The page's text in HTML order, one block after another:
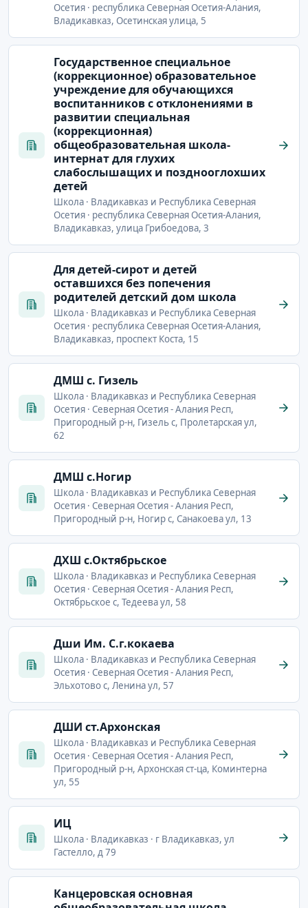
Осетия · республика Северная Осетия-Алания,
Владикавказ, Осетинская улица, 5
Государственное специальное
(коррекционное) образовательное
учреждение для обучающихся
воспитанников с отклонениями в
развитии специальная
(коррекционная)
общеобразовательная школа-
интернат для глухих
слабослышащих и позднооглохших
детей
Школа · Владикавказ и Республика Северная
Осетия · республика Северная Осетия-Алания,
Владикавказ, улица Грибоедова, 3
Для детей-сирот и детей
оставшихся без попечения
родителей детский дом школа
Школа · Владикавказ и Республика Северная
Осетия · республика Северная Осетия-Алания,
Владикавказ, проспект Коста, 15
ДМШ с. Гизель
Школа · Владикавказ и Республика Северная
Осетия · Северная Осетия - Алания Респ,
Пригородный р-н, Гизель с, Пролетарская ул,
62
ДМШ с.Ногир
Школа · Владикавказ и Республика Северная
Осетия · Северная Осетия - Алания Респ,
Пригородный р-н, Ногир с, Санакоева ул, 13
ДХШ с.Октябрьское
Школа · Владикавказ и Республика Северная
Осетия · Северная Осетия - Алания Респ,
Октябрьское с, Тедеева ул, 58
Дши Им. С.г.кокаева
Школа · Владикавказ и Республика Северная
Осетия · Северная Осетия - Алания Респ,
Эльхотово с, Ленина ул, 57
ДШИ ст.Архонская
Школа · Владикавказ и Республика Северная
Осетия · Северная Осетия - Алания Респ,
Пригородный р-н, Архонская ст-ца, Коминтерна
ул, 55
ИЦ
Школа · Владикавказ · г Владикавказ, ул
Гастелло, д 79
Канцеровская основная